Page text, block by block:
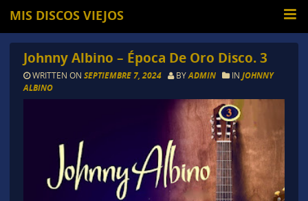
MIS DISCOS VIEJOS
Johnny Albino – Época De Oro Disco. 3
WRITTEN ON SEPTIEMBRE 7, 2024 BYADMIN IN JOHNNY
ALBINO